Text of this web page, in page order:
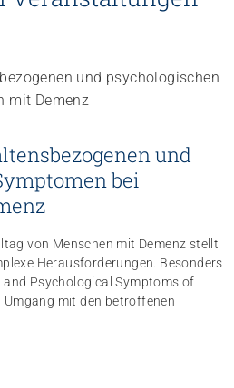
und
bei
von Menschen mit Demenz stellt
Herausforderungen. Besonders
Psychological Symptoms of
Umgang mit den betroffenen